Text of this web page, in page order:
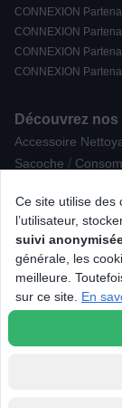
Ce site utilise des
l’utilisateur,
suivi
générale, les
meilleure.
sur ce site. En
CONNEXION
CONNEXION
CONNEXION
CONNEXION
Découvrez
Accessoire
Sacoche /
Accessoire Robot
Appareil photo
Bague connectée
Accessoire
Enceinte Colonne /
Casque filaire